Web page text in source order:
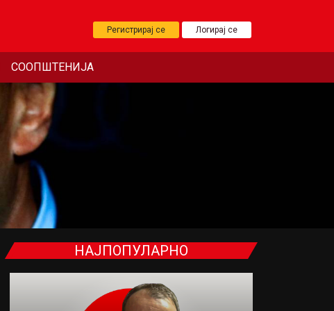
Регистрирај се Логирај се
СООПШТЕНИЈА
НАЈПОПУЛАРНО